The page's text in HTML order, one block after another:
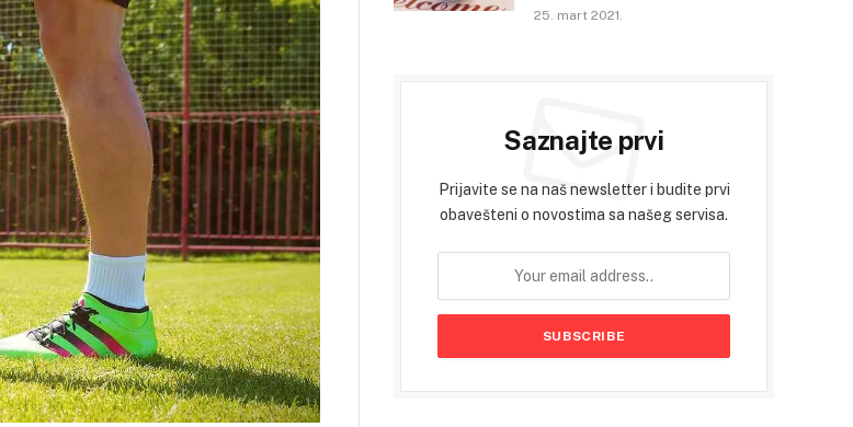
25. mart 2021.
Saznajte prvi
Prijavite se na naš newsletter i budite prvi
obavešteni o novostima sa našeg servisa.